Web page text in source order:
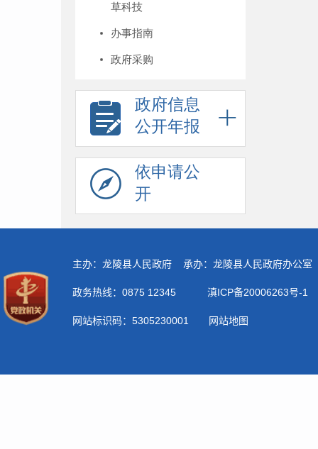
草科技
办事指南
政府采购
政府信息
公开年报
依申请公
开